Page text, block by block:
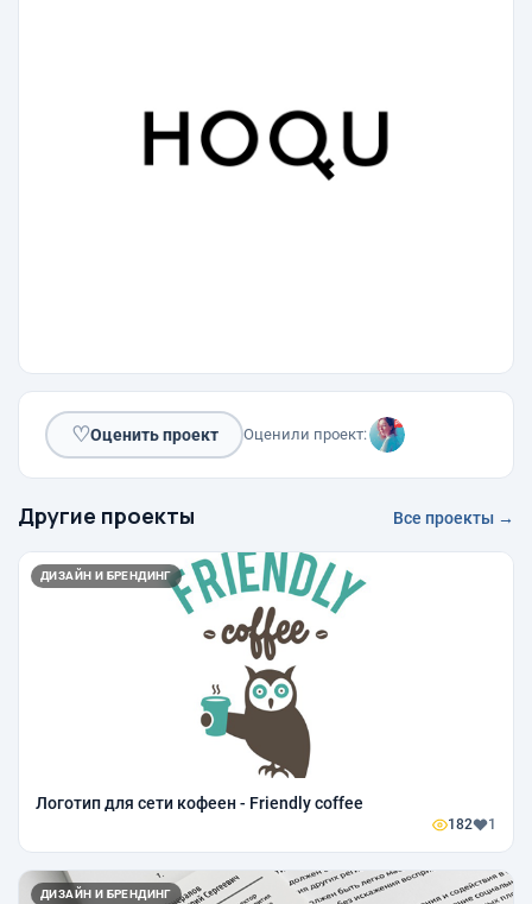
♡Оценить проект Оценили проект:
Другие проекты Все проекты →
ДИЗАЙН И БРЕНДИНГ
Логотип для сети кофеен - Friendly coffee
182 1
ДИЗАЙН И БРЕНДИНГ